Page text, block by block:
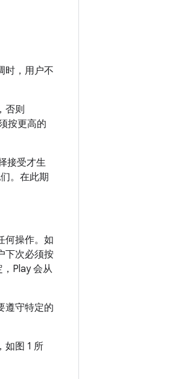
时，用户不
否则
按更高的
接受才生
。在此期
何操作。如
下次必须按
Play 会从
遵守特定的
如图 1 所